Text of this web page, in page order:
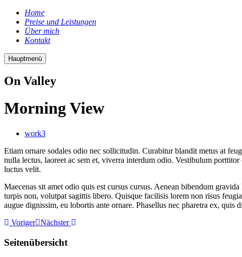
Home
Preise und Leistungen
Über mich
Kontakt
Hauptmenü
On Valley
Morning View
work3
Etiam ornare sodales odio nec sollicitudin. Curabitur blandit metus at
nulla lectus, laoreet ac sem et, viverra interdum odio. Vestibulum
luctus velit.
Maecenas sit amet odio quis est cursus cursus. Aenean bibendum
turpis non, volutpat sagittis libero. Quisque facilisis lorem non risus
augue dignissim, eu lobortis ante ornare. Phasellus nec pharetra ex,
Voriger Nächster
Seitenübersicht